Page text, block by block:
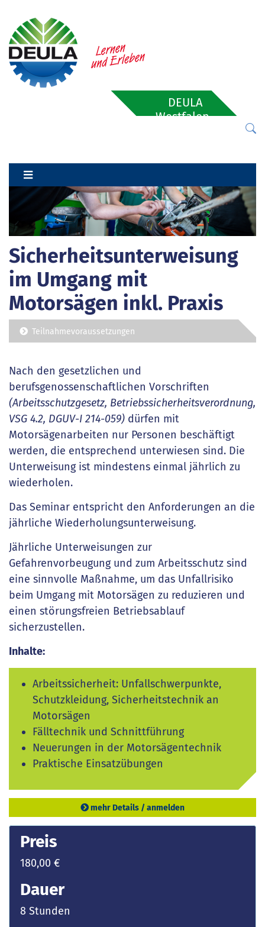
DEULA
Westfalen-
Sicherheitsunterweisung
im Umgang mit
Motorsägen inkl. Praxis
Teilnahmevoraussetzungen
Nach den gesetzlichen und
berufsgenossenschaftlichen Vorschriften
(Arbeitsschutzgesetz, Betriebssicherheitsverordnung,
VSG 4.2, DGUV-I 214-059) dürfen mit
Motorsägenarbeiten nur Personen beschäftigt
werden, die entsprechend unterwiesen sind. Die
Unterweisung ist mindestens einmal jährlich zu
wiederholen.
Das Seminar entspricht den Anforderungen an die
jährliche Wiederholungsunterweisung.
Jährliche Unterweisungen zur
Gefahrenvorbeugung und zum Arbeitsschutz sind
eine sinnvolle Maßnahme, um das Unfallrisiko
beim Umgang mit Motorsägen zu reduzieren und
einen störungsfreien Betriebsablauf
sicherzustellen.
Inhalte:
Arbeitssicherheit: Unfallschwerpunkte,
Schutzkleidung, Sicherheitstechnik an
Motorsägen
Fälltechnik und Schnittführung
Neuerungen in der Motorsägentechnik
Praktische Einsatzübungen
mehr Details / anmelden
Preis
180,00 €
Dauer
8 Stunden